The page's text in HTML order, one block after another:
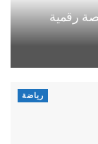
رقمية
رياضة